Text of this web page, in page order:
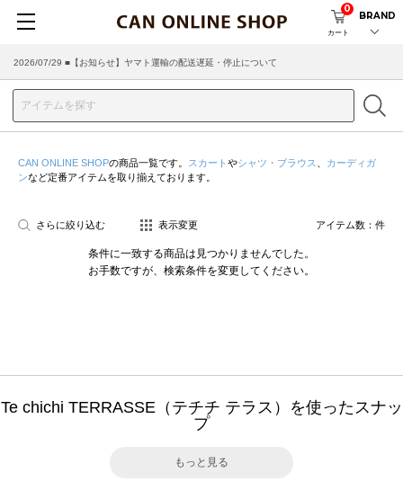
カート
0
BRAND
2026/07/29 ■【お知らせ】ヤマト運輸の配送遅延・停止について
CAN ONLINE SHOPの商品一覧です。 スカート やシャツ・ブラウス
カーディガ
ンなど定番アイテムを取り揃えております。
さらに絞り込む 表示変更 アイテム数： 件
条件に一致する商品は見つかりませんでした。
お手数ですが、検索条件を変更してください。
Te chichi TERRASSE（テチチ テラス）を使ったスナッ
プ
もっと見る